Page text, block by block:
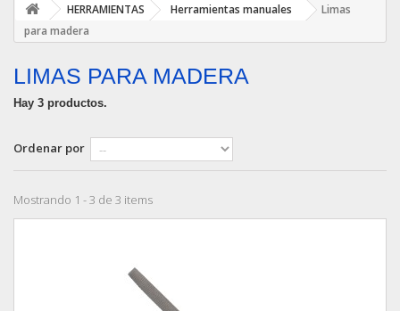
HERRAMIENTAS Herramientas manuales
Limas
para madera
LIMAS PARA MADERA
Hay 3 productos.
Ordenar por
Mostrando 1 - 3 de 3 items